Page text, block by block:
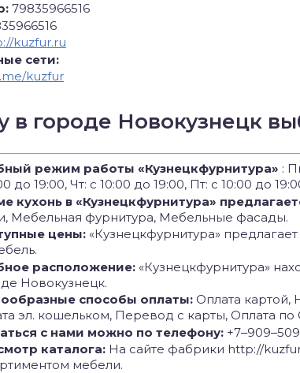
79835966516
kuzfur.ru
сети:
kuzfur
в городе Новокузнецк
режим работы «Кузнецкфурнитура» :
до 19:00, Чт: с 10:00 до 19:00, Пт: с 10:00 до
кухонь в «Кузнецкфурнитура»
Мебельная фурнитура, Мебельные фасады.
цены: «Кузнецкфурнитура»
расположение: «Кузнецкфурнитура»
Новокузнецк.
способы оплаты: Оплата картой,
эл. кошельком, Перевод с карты, Оплата по
с нами можно по телефону:
каталога: На сайте фабрики http://
мебели.